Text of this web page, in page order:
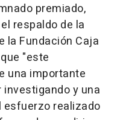
premiado,
respaldo de la
la Fundación Caja
"este
una importante
y una
esfuerzo realizado